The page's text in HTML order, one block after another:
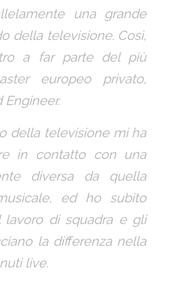
una grande
della televisione. Così,
a far parte del più
europeo privato,
della televisione mi ha
in contatto con una
diversa da quella
ed ho subito
lavoro di squadra e gli
la differenza nella
live.